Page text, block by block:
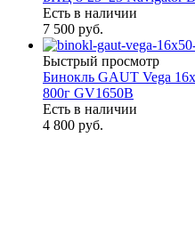
Есть в наличии
7 500 руб.
Быстрый просмотр
Бинокль GAUT Vega
800г GV1650B
Есть в наличии
4 800 руб.